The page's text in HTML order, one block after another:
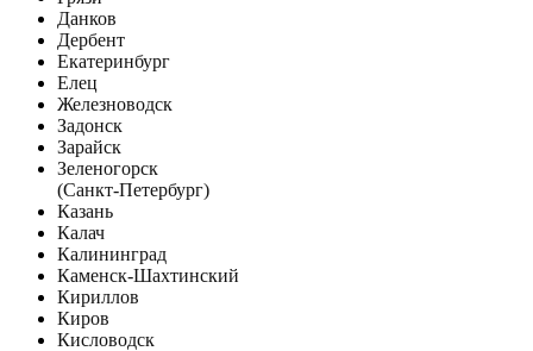
Данков
Дербент
Екатеринбург
Елец
Железноводск
Задонск
Зарайск
Зеленогорск
(Санкт-Петербург)
Казань
Калач
Калининград
Каменск-Шахтинский
Кириллов
Киров
Кисловодск